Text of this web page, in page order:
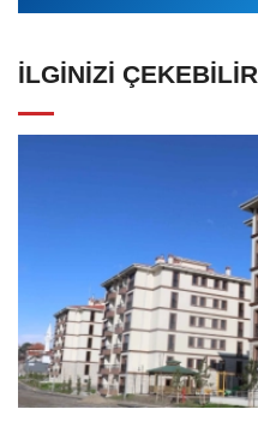
İLGINIZI ÇEKEBILIR